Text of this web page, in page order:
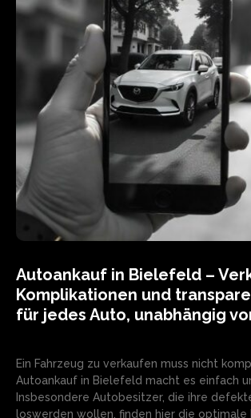
Autoankauf in Bielefeld –
Komplikationen und
für jedes Auto, unabhängig
Ein Fahrzeug zu verkaufen muss nicht
Autoankauf in Bielefeld macht es einfach
Insbesondere Autobesitzer, die ihre
loswerden wollen, finden hier die optimale